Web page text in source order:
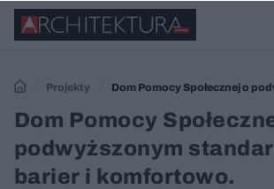
Projekty
Dom Pomocy Społecznej o
standardzie. Bez barier i komfortowo.
Dom Pomocy
podwyższonym
barier i komfortowo.